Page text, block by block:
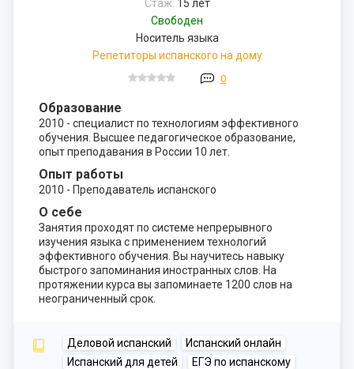
Стаж: 15 лет
Свободен
Носитель языка
Репетиторы испанского на дому
0
Образование
2010 - специалист по технологиям эффективного
обучения. Высшее педагогическое образование,
опыт преподавания в России 10 лет.
Опыт работы
2010 - Преподаватель испанского
О себе
Занятия проходят по системе непрерывного
изучения языка с применением технологий
эффективного обучения. Вы научитесь навыку
быстрого запоминания иностранных слов. На
протяжении курса вы запоминаете 1200 слов на
неограниченный срок.
Деловой испанский
Испанский онлайн
Испанский для детей
ЕГЭ по испанскому